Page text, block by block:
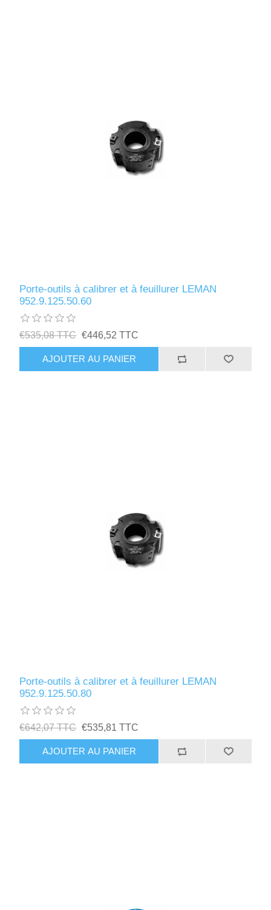
Porte-outils à calibrer et à feuillurer LEMAN
952.9.125.50.60
€535,08 TTC €446,52 TTC
Porte-outils à calibrer et à feuillurer LEMAN
952.9.125.50.80
€642,07 TTC €535,81 TTC